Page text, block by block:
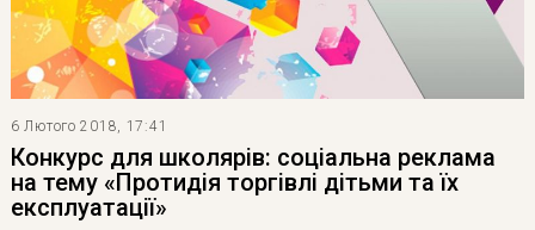
6 Лютого 2018, 17:41
Конкурс для школярів: соціальна реклама
на тему «Протидія торгівлі дітьми та їх
експлуатації»